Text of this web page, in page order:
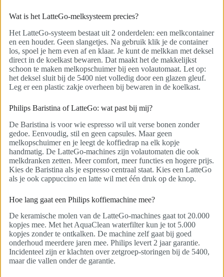
Wat is het LatteGo-melksysteem precies?
Het LatteGo-systeem bestaat uit 2 onderdelen: een melkcontainer
en een houder. Geen slangetjes. Na gebruik klik je de container
los, spoel je hem even af en klaar. Je kunt de melkkan met deksel
direct in de koelkast bewaren. Dat maakt het de makkelijkst
schoon te maken melkopschuimer bij een volautomaat. Let op:
het deksel sluit bij de 5400 niet volledig door een glazen gleuf.
Leg er een plastic zakje overheen bij bewaren in de koelkast.
Philips Baristina of LatteGo: wat past bij mij?
De Baristina is voor wie espresso wil uit verse bonen zonder
gedoe. Eenvoudig, stil en geen capsules. Maar geen
melkopschuimer en je leegt de koffiedrap na elk kopje
handmatig. De LatteGo-machines zijn volautomaten die ook
melkdranken zetten. Meer comfort, meer functies en hogere prijs.
Kies de Baristina als je espresso centraal staat. Kies een LatteGo
als je ook cappuccino en latte wil met één druk op de knop.
Hoe lang gaat een Philips koffiemachine mee?
De keramische molen van de LatteGo-machines gaat tot 20.000
kopjes mee. Met het AquaClean waterfilter kun je tot 5.000
kopjes zonder te ontkalken. De machine zelf gaat bij goed
onderhoud meerdere jaren mee. Philips levert 2 jaar garantie.
Incidenteel zijn er klachten over zetgroep-storingen bij de 5400,
maar die vallen onder de garantie.